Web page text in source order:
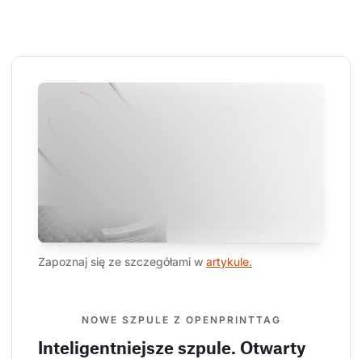
Zapoznaj się ze szczegółami w artykule.
NOWE SZPULE Z OPENPRINTTAG
Inteligentniejsze szpule. Otwarty